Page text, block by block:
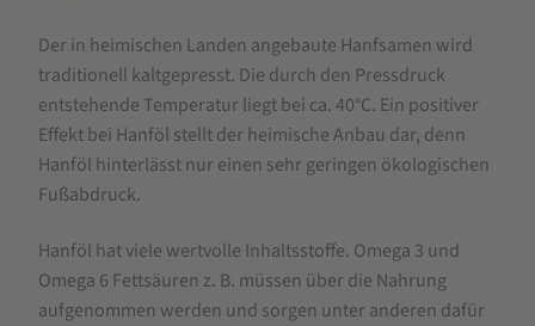
Ölmühle
Ditzingen
Hanföl,
kaltgepresst
Der in heimischen Landen angebaute Hanfsamen wird
traditionell kaltgepresst. Die durch den Pressdruck
entstehende Temperatur liegt bei ca. 40°C. Ein positiver
Effekt bei Hanföl stellt der heimische Anbau dar, denn
Hanföl hinterlässt nur einen sehr geringen ökologischen
Fußabdruck.
Hanföl hat viele wertvolle Inhaltsstoffe. Omega 3 und
Omega 6 Fettsäuren z. B. müssen über die Nahrung
aufgenommen werden und sorgen unter anderen dafür